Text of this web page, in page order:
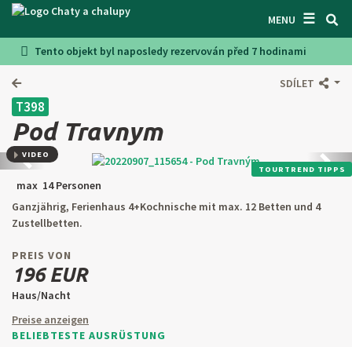
MENU ☰
SUCHEN UNTERKUNFT
LASSEN SIE SICH INSPIRIEREN
ÜBER UNS
KONTAKTE
EINGANG FÜR DEN EIGENTÜMER
SUCHEN AUF WEBSITE
OBJEKT ANBIETEN
PL
Tento objekt byl naposledy rezervován před 7 hodinami
SDÍLET
T398
Pod Travnym
Zurück TOURTREND TIPPS
VIDEO
max 14 Personen
Ganzjährig, Ferienhaus 4+Kochnische mit max. 12 Betten und 4
Zustellbetten.
PREIS VON
196 EUR
Haus/Nacht
Preise anzeigen
BELIEBTESTE AUSRÜSTUNG